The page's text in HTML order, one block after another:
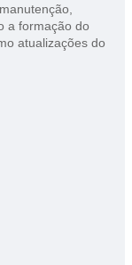
a formação do
atualizações do